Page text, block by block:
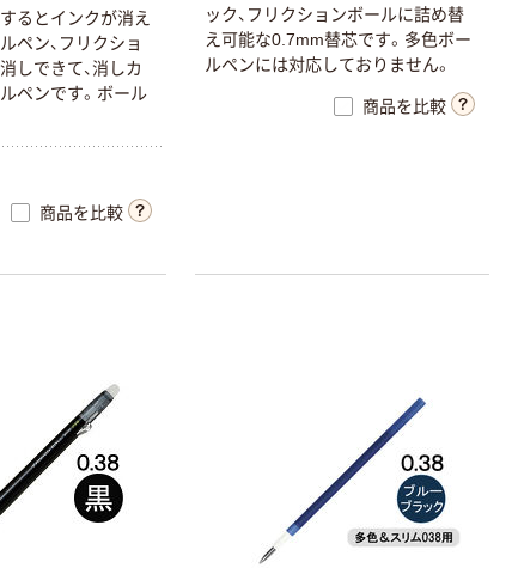
する とイ ンクが消え
ルペン、 フ リ クシ ョ
消 しできて、 消 しカ
ルペンです。 ボール
商品を比較
ック、 フ リ クシ ョ ンボールに詰め替
え可能な0 .7mm替芯です。 多色ボー
ルペンには対応しており ません。
商品を比較